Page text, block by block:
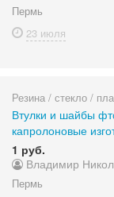
Пермь
23 июля
Резина / стекло /
Втулки и шайбы
капролоновые
1 руб.
Владимир
Пермь